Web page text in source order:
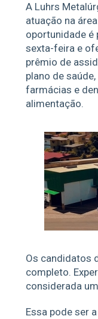
A Luhrs
atuação na
oportunidade é
sexta-feira e
prêmio de
plano de
farmácias e
alimentação.
Os candidatos
completo.
considerada
Essa pode ser